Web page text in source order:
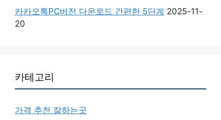
카카오톡PC버전 다운로드 간편한 5단계 2025-11-
20
카테고리
가격 추천 잘하는곳